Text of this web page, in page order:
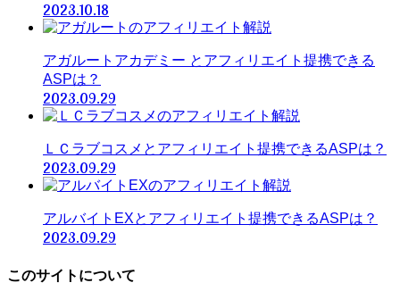
2023.10.18
アガルートアカデミー とアフィリエイト提携できる
ASPは？
2023.09.29
ＬＣラブコスメとアフィリエイト提携できるASPは？
2023.09.29
アルバイトEXとアフィリエイト提携できるASPは？
2023.09.29
このサイトについて